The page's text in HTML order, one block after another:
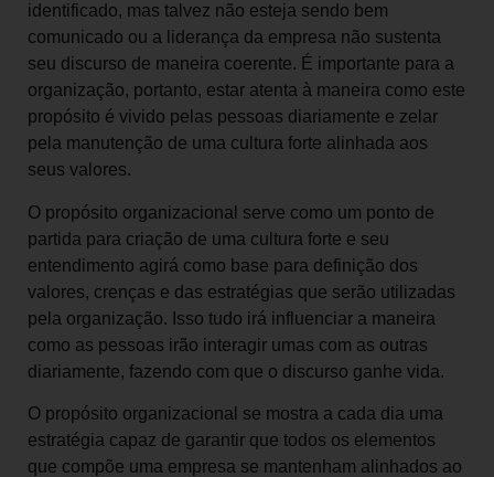
identificado, mas talvez não esteja sendo bem
comunicado ou a liderança da empresa não sustenta
seu discurso de maneira coerente. É importante para a
organização, portanto, estar atenta à maneira como este
propósito é vivido pelas pessoas diariamente e zelar
pela manutenção de uma cultura forte alinhada aos
seus valores.
O propósito organizacional serve como um ponto de
partida para criação de uma cultura forte e seu
entendimento agirá como base para definição dos
valores, crenças e das estratégias que serão utilizadas
pela organização. Isso tudo irá influenciar a maneira
como as pessoas irão interagir umas com as outras
diariamente, fazendo com que o discurso ganhe vida.
O propósito organizacional se mostra a cada dia uma
estratégia capaz de garantir que todos os elementos
que compõe uma empresa se mantenham alinhados ao